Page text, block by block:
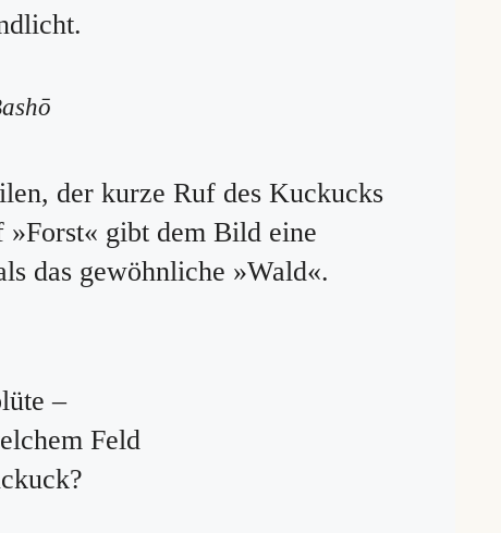
der kurze Ruf des Kuckucks
gibt dem Bild eine
das gewöhnliche »Wald«.
–
Feld